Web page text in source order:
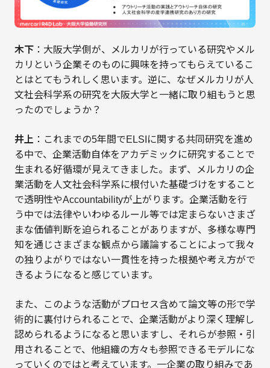
木下：大阪大学側が、メルカリが行っている研究やメル
カリという企業そのものに興味を持ってもらえているこ
とはとてもうれしく思います。逆に、なぜメルカリが人
文社会科学系の研究を大阪大学と一緒に取り組もうと思
ったのでしょうか？
井上 ：これまでの5年間でELSIに関する共同研究を進め
る中で、企業活動自体をアカデミックに研究することで
生まれる好循環が見えてきました。まず、メルカリの企
業活動を人文社会科学系に根付いた基礎づけをすること
で透明性やAccountabilityが上がります。企業活動を行
う中では法律やいわゆるルール等では定まらないさまざ
まな価値判断を迫られることがありますが、多様な専門
知を通じさまざまな観点から議論することによって我々
の独りよがりではない一貫性を持った根拠や考え方がで
きるようになると感じています。
また、このような活動がプロセス含めて論文等の形で学
術的に裏付けられることで、企業活動がより深く理解し
認められるようになると思いますし、それらが参照・引
用されることで、他組織の方々も参照できるモデルにな
っていくのではと考えています。一企業の取り組みであ